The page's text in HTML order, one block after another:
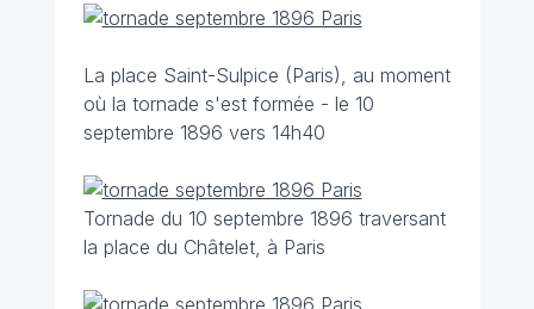
La place Saint-Sulpice (Paris), au moment
où la tornade s'est formée - le 10
septembre 1896 vers 14h40
Tornade du 10 septembre 1896 traversant
la place du Châtelet, à Paris